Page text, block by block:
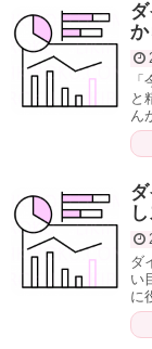
か
と
ん
ダ
い
に